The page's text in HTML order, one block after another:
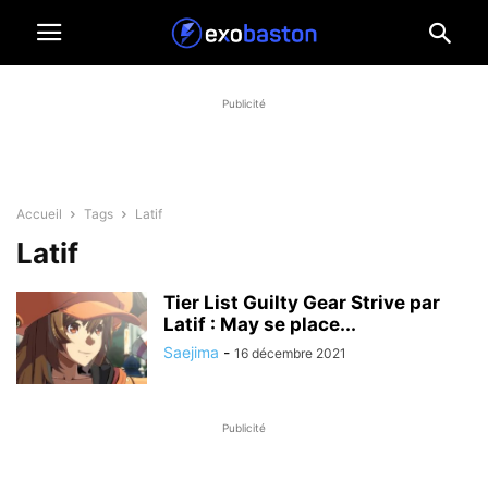
Publicité
Accueil Tags Latif
Latif
Tier List Guilty Gear Strive par
Latif : May se place...
Saejima - 16 décembre 2021
Publicité